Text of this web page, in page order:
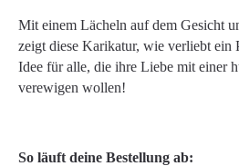
Mit einem Lächeln auf dem Gesicht
zeigt diese Karikatur, wie verliebt ein
Idee für alle, die ihre Liebe mit einer
verewigen wollen!
So läuft deine Bestellung ab: